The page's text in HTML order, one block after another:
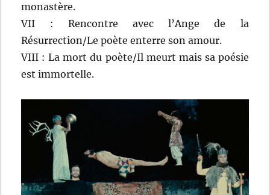
monastère.
VII : Rencontre avec l’Ange de la
Résurrection/Le poète enterre son amour.
VIII : La mort du poète/Il meurt mais sa poésie
est immortelle.